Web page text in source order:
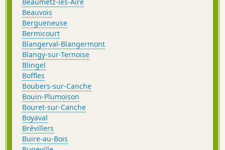
Beauvois
Bergueneuse
Bermicourt
Blangerval-Blangermont
Blangy-sur-Ternoise
Blingel
Boffles
Boubers-sur-Canche
Bouin-Plumoison
Bouret-sur-Canche
Boyaval
Brévillers
Buire-au-Bois